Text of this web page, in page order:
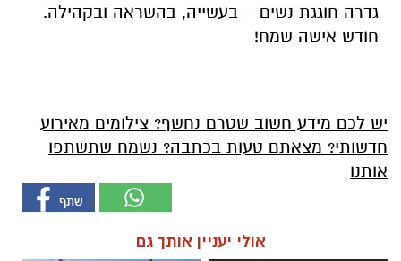
גדרה חוגגת נשים – בעשייה, בהשראה ובקהילה.
חודש אישה שמח!
יש לכם מידע חשוב שטרם נחשף? צילומים מאירוע
חדשותי? מצאתם טעות בכתבה? נשמח שתשתפו
אותנו
אולי יעניין אותך גם